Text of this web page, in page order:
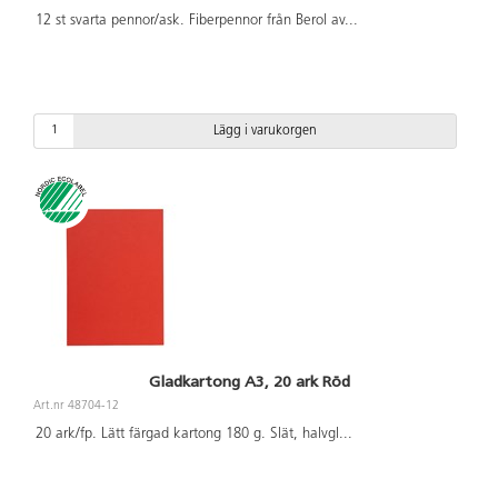
12 st svarta pennor/ask. Fiberpennor från Berol av...
Lägg i varukorgen
Gladkartong A3, 20 ark Röd
Art.nr 48704-12
20 ark/fp. Lätt färgad kartong 180 g. Slät, halvgl ...